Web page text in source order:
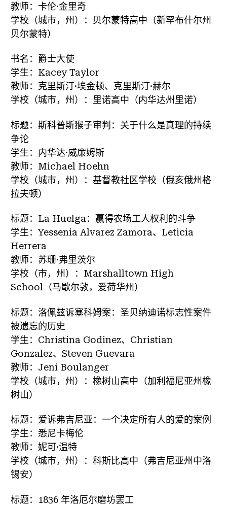
教师：卡伦·金里奇
学校（城市，州）：贝尔蒙特高中（新罕布什尔州
贝尔蒙特）
书名：爵士大使
学生：Kacey Taylor
教师：克里斯汀·埃金顿、克里斯汀·赫尔
学校（城市，州）：里诺高中（内华达州里诺）
标题：斯科普斯猴子审判：关于什么是真理的持续
争论
学生：内华达·威廉姆斯
教师：Michael Hoehn
学校（城市，州）：基督教社区学校（俄亥俄州格
拉夫顿）
标题：La Huelga：赢得农场工人权利的斗争
学生：Yessenia Alvarez Zamora、Leticia
Herrera
教师：苏珊·弗里茨尔
学校（市，州）：Marshalltown High
School（马歇尔敦，爱荷华州）
标题：洛佩兹诉塞科姆案：圣贝纳迪诺标志性案件
被遗忘的历史
学生：Christina Godinez、Christian
Gonzalez、Steven Guevara
教师：Jeni Boulanger
学校（城市，州）：橡树山高中（加利福尼亚州橡
树山）
标题：爱诉弗吉尼亚：一个决定所有人的爱的案例
学生：悉尼卡梅伦
教师：妮可·温特
学校（城市，州）：科斯比高中（弗吉尼亚州中洛
锡安）
标题：1836 年洛厄尔磨坊罢工